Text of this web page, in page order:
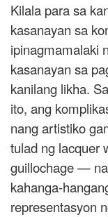
Kilala para sa
kasanayan sa
ipinagmamalaki
kasanayan sa
kanilang likha.
ito, ang
nang artistiko
tulad ng lacquer
guillochage —
kahanga-
representasyon